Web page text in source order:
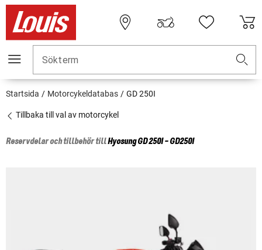
Sökterm
Startsida Motorcykeldatabas GD 250I
Tillbaka till val av motorcykel
Reservdelar och tillbehör tillHyosungGD 250I - GD250I